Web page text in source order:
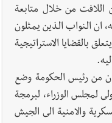
اللافت من خلال متابعة
ان النواب الذين يمثلون
بالقضايا الاستراتيجية
من رئيس الحكومة وضع
لمجلس الوزراء، لبرمجة
والامنية الى الجيش